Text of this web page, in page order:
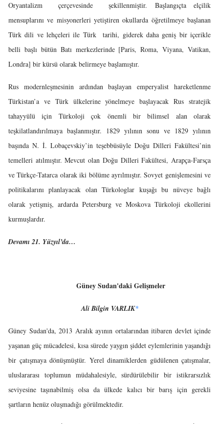
Oryantalizm çerçevesinde şekillenmiştir. Başlangıçta elçilik
mensuplarını ve misyonerleri yetiştiren okullarda öğretilmeye başlanan
Türk dili ve lehçeleri ile Türk tarihi, giderek daha geniş bir içerikle
belli başlı bütün Batı merkezlerinde [Paris, Roma, Viyana, Vatikan,
Londra] bir kürsü olarak belirmeye başlamıştır.
Rus modernleşmesinin ardından başlayan emperyalist hareketlenme
Türkistan’a ve Türk ülkelerine yönelmeye başlayacak Rus stratejik
tahayyülü için Türkoloji çok önemli bir bilimsel alan olarak
teşkilatlandırılmaya başlanmıştır. 1829 yılının sonu ve 1829 yılının
başında N. İ. Lobaçevskiy’in teşebbüsüyle Doğu Dilleri Fakültesi’nin
temelleri atılmıştır. Mevcut olan Doğu Dilleri Fakültesi, Arapça-Farsça
ve Türkçe-Tatarca olarak iki bölüme ayrılmıştır. Sovyet genişlemesini ve
politikalarını planlayacak olan Türkologlar kuşağı bu nüveye bağlı
olarak yetişmiş, ardarda Petersburg ve Moskova Türkoloji ekollerini
kurmuşlardır.
Devamı 21. Yüzyıl’da…
Güney Sudan'daki Gelişmeler
Ali Bilgin VARLIK*
Güney Sudan'da, 2013 Aralık ayının ortalarından itibaren devlet içinde
yaşanan güç mücadelesi, kısa sürede yaygın şiddet eylemlerinin yaşandığı
bir çatışmaya dönüşmüştür. Yerel dinamiklerden güdülenen çatışmalar,
uluslararası toplumun müdahalesiyle, sürdürülebilir bir istikrarsızlık
seviyesine taşınabilmiş olsa da ülkede kalıcı bir barış için gerekli
şartların henüz oluşmadığı görülmektedir.